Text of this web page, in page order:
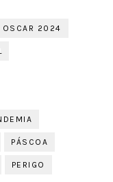
OSCAR 2024
PÁSCOA
PERIGO